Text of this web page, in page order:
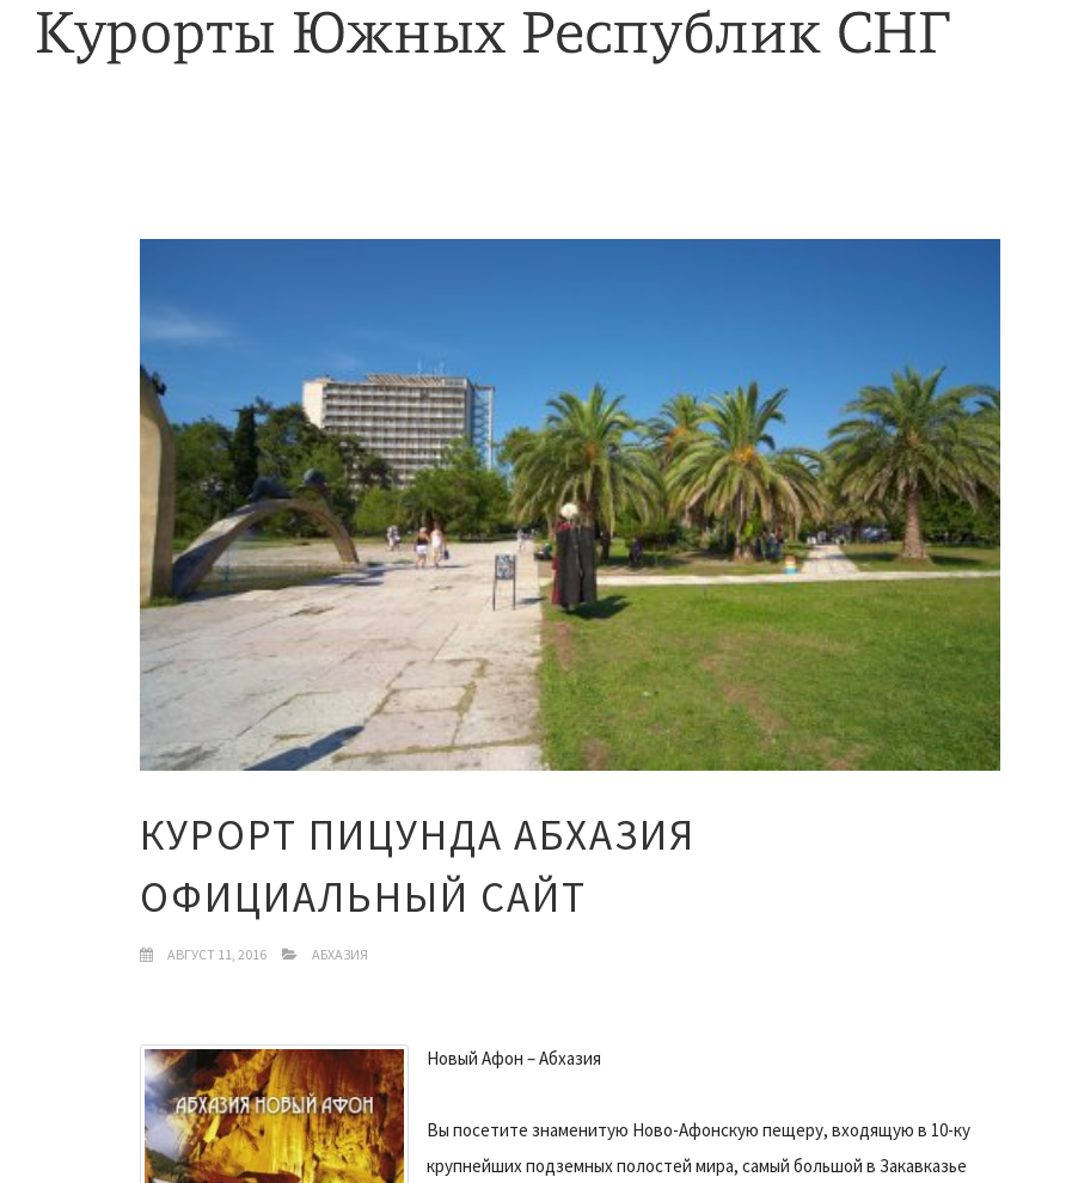
КУРОРТ ПИЦУНДА АБХАЗИЯ
ОФИЦИАЛЬНЫЙ САЙТ
АВГУСТ 11, 2016 АБХАЗИЯ
Новый Афон – Абхазия
Вы посетите знаменитую Ново-Афонскую пещеру, входящую в 10-ку
крупнейших подземных полостей мира, самый большой в Закавказье